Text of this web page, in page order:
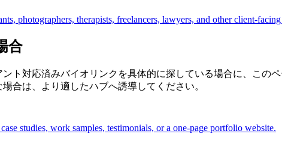
photographers, therapists, freelancers, lawyers, and other client-facing
合
ト対応済みバイオリンクを具体的に探している場合に、この
合は、より適したハブへ誘導してください。
studies, work samples, testimonials, or a one-page portfolio website.